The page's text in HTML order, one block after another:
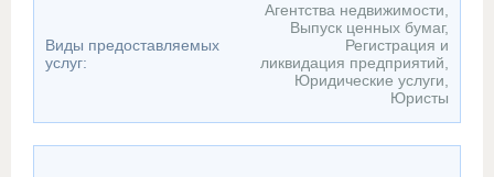
Виды предоставляемых
услуг:
Агентства недвижимости,
Выпуск ценных бумаг,
Регистрация и
ликвидация предприятий,
Юридические услуги,
Юристы